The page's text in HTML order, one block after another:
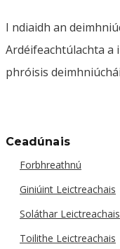
I ndiaidh an
Ardéifeachtúlachta a
phróisis
Ceadúnais
Forbhreathnú
Giniúint Leictreachais
Soláthar Leictreachais
Toilithe Leictreachais